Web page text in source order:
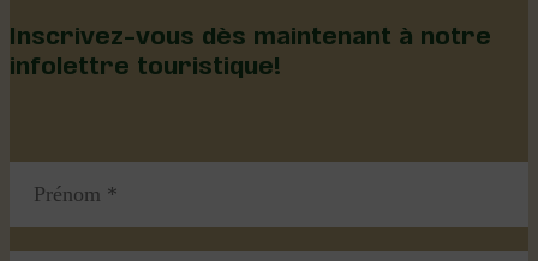
Inscrivez-vous dès maintenant à notre
infolettre touristique!